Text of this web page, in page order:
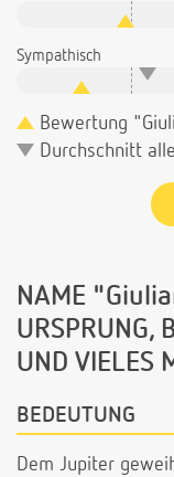
Sympathisch
Bewertung
Durchschnitt
NAME
URSPRUNG,
UND VIELES
BEDEUTUNG
Dem Jupiter